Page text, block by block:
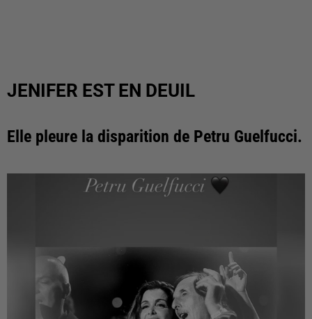
JENIFER EST EN DEUIL
Elle pleure la disparition de Petru Guelfucci.